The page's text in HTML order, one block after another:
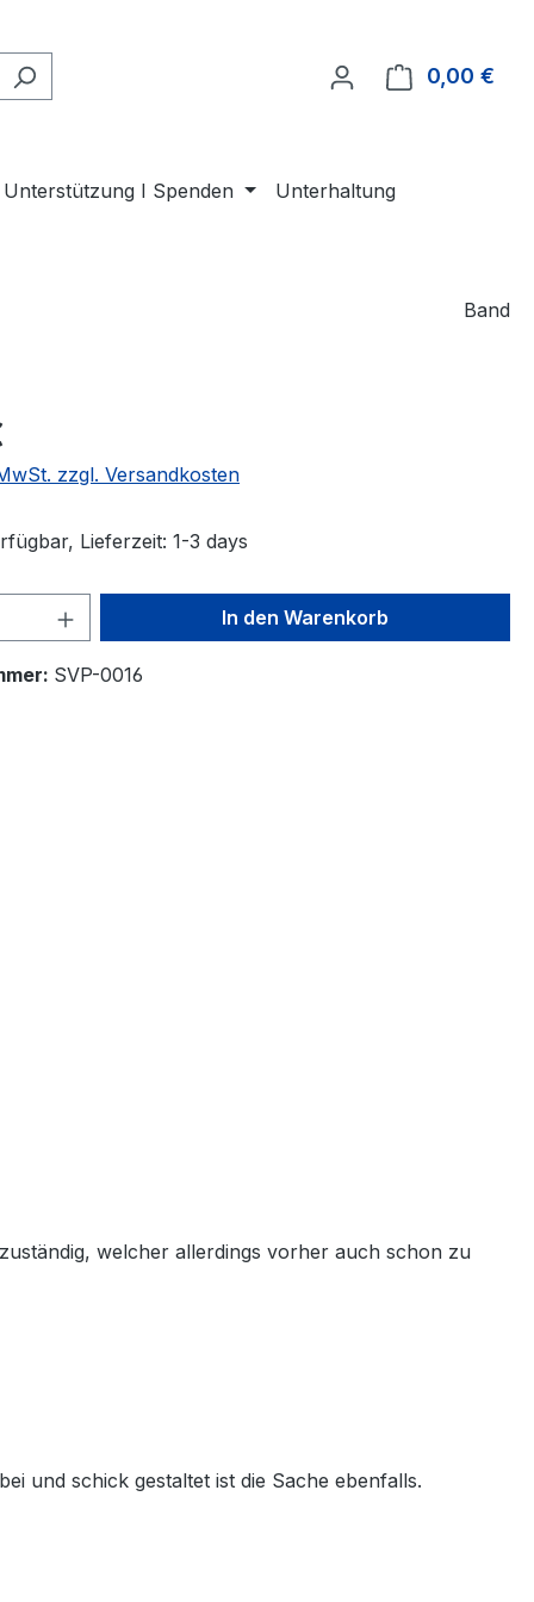
0,00 €
Unterstützung I Spenden Unterhaltung
Band
zzgl. Versandkosten
Lieferzeit: 1-3 days
Gib den gewünschten Wert
In den Warenkorb
SVP-0016
welcher allerdings vorher auch schon zu
und schick gestaltet ist die Sache ebenfalls.